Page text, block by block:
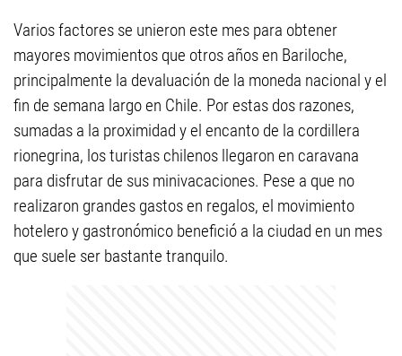
Varios factores se unieron este mes para obtener
mayores movimientos que otros años en Bariloche,
principalmente la devaluación de la moneda nacional y el
fin de semana largo en Chile. Por estas dos razones,
sumadas a la proximidad y el encanto de la cordillera
rionegrina, los turistas chilenos llegaron en caravana
para disfrutar de sus minivacaciones. Pese a que no
realizaron grandes gastos en regalos, el movimiento
hotelero y gastronómico benefició a la ciudad en un mes
que suele ser bastante tranquilo.